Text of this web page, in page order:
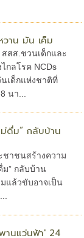
วาน มัน เค็ม
สส.ชวนเด็กและ
กลโรค NCDs
เด็กแห่งชาติที่
นา...
ดื่ม” กลับบ้าน
าชนสร้างความ
” กลับบ้าน
แล้วขับอาจเป็น
านแว่นฟ้า' 24